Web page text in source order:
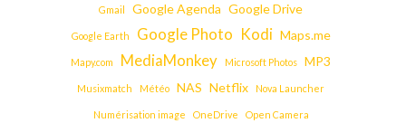
Gmail Google Agenda Google Drive
Google Earth Google Photo Kodi Maps.me
Mapy.com MediaMonkey Microsoft Photos MP3
Musixmatch Météo NAS Netflix Nova Launcher
Numérisation image OneDrive Open Camera